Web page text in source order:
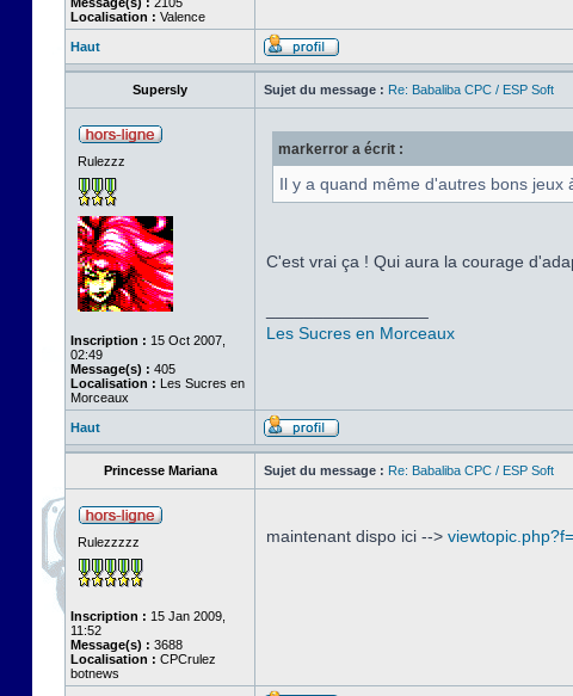
Localisation : Valence
Haut
Supersly Sujet du message : Re: Babaliba CPC / ESP Soft
Rulezzz
Inscription : 15 Oct 2007,
02:49
Message(s) : 405
Localisation : Les Sucres en
Morceaux
markerror a écrit :
Il y a quand même d'autres bons jeux
C'est vrai ça ! Qui aura la courage
Les Sucres en Morceaux
Haut
Princesse Mariana Sujet du message : Re: Babaliba CPC / ESP Soft
Rulezzzzz
Inscription : 15 Jan 2009,
11:52
Message(s) : 3688
Localisation : CPCrulez
botnews
maintenant dispo ici -->